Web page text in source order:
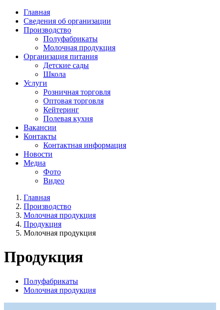
Главная
Сведения об организации
Производство
Полуфабрикаты
Молочная продукция
Организация питания
Детские сады
Школа
Услуги
Розничная торговля
Оптовая торговля
Кейтеринг
Полевая кухня
Вакансии
Контакты
Контактная информация
Новости
Медиа
Фото
Видео
Главная
Производство
Молочная продукция
Продукция
Молочная продукция
Продукция
Полуфабрикаты
Молочная продукция